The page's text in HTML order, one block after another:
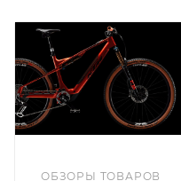
ОБЗОРЫ ТОВАРОВ